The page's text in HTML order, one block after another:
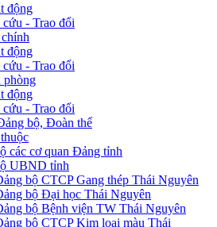
động
- Trao đổi
động
- Trao đổi
phòng
động
- Trao đổi
bộ, Đoàn thể
các cơ quan Đảng tỉnh
UBND tỉnh
bộ CTCP Gang thép Thái Nguyên
bộ Đại học Thái Nguyên
bộ Bệnh viện TW Thái Nguyên
bộ CTCP Kim loại màu Thái